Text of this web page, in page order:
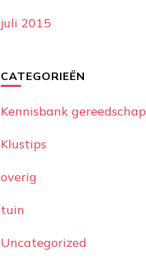
juli 2015
CATEGORIEËN
Kennisbank gereedschap
Klustips
overig
tuin
Uncategorized